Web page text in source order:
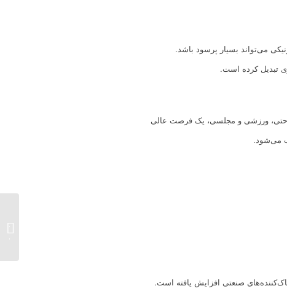
می‌تواند بسیار پرسود باشد.
تبدیل کرده است.
ورزشی و مجلسی، یک فرصت عالی
می‌شود.
صنعتی افزایش یافته است.